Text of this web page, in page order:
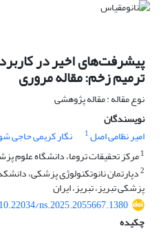
پیشرفت‌های اخیر در
ترمیم زخم: مقاله مروری
نوع مقاله : مقاله پژوهشی
نویسندگان
امیر نظامی اصل1 نگار کریمی حاجی
1مرکز تحقیقات تروما، دانشگاه علوم
2دپارتمان نانوتکنولوژی پزشکی،
پزشکی تبریز، تبریز، ایران
10.22034/ns.2025.2055667.1380
چکیده